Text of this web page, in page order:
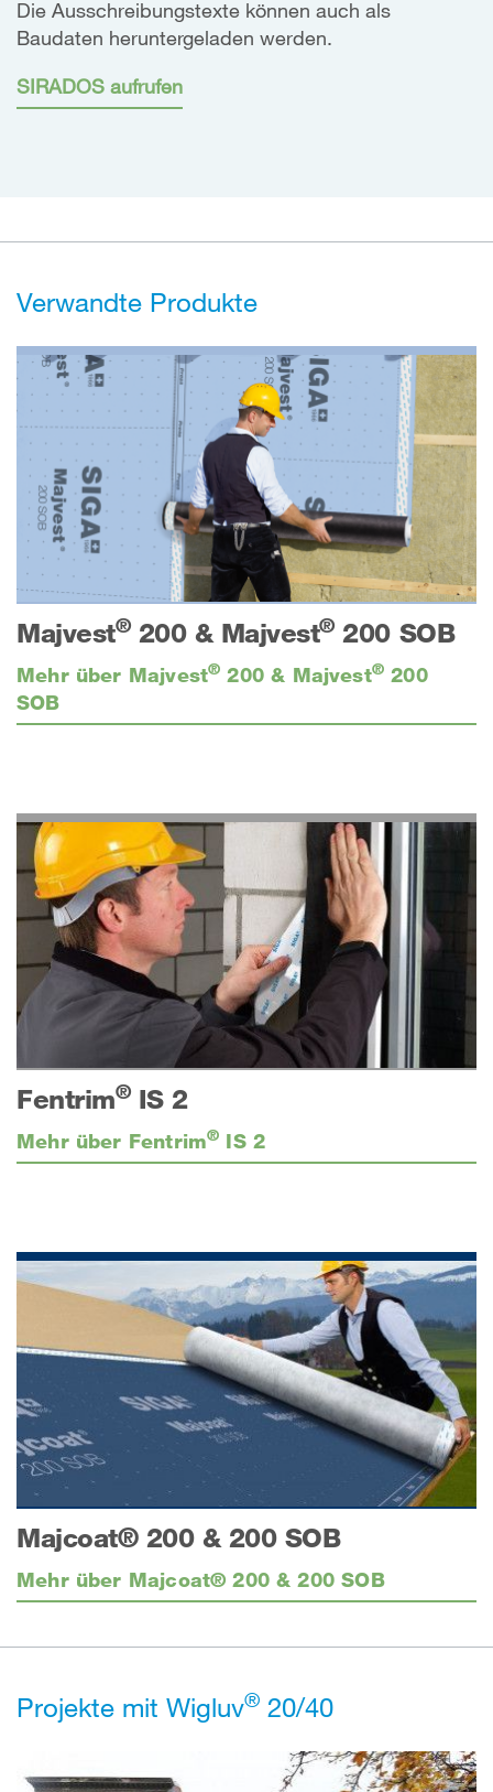
Die Ausschreibungstexte können auch als
Baudaten heruntergeladen werden.
SIRADOS aufrufen
Verwandte Produkte
Majvest®200 & Majvest®200 SOB
Mehr über Majvest® 200 & Majvest®200
SOB
Fentrim®IS 2
Mehr über Fentrim® IS 2
Majcoat® 200 & 200 SOB
Mehr über Majcoat® 200 & 200 SOB
Projekte mit Wigluv® 20/40